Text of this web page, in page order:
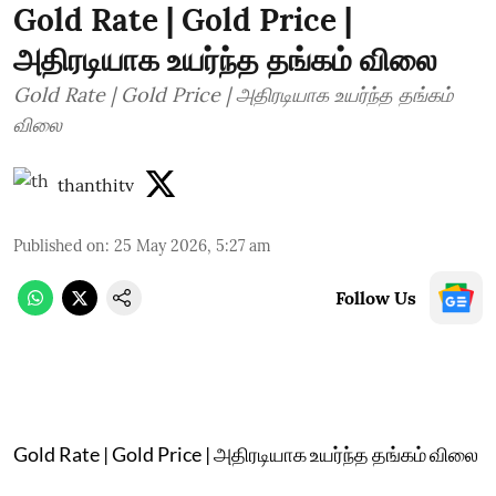
Gold Rate | Gold Price |
அதிரடியாக உயர்ந்த தங்கம் விலை
Gold Rate | Gold Price | அதிரடியாக உயர்ந்த தங்கம்
விலை
thanthitv
Published on: 25 May 2026, 5:27 am
Follow Us
Gold Rate | Gold Price | அதிரடியாக உயர்ந்த தங்கம் விலை